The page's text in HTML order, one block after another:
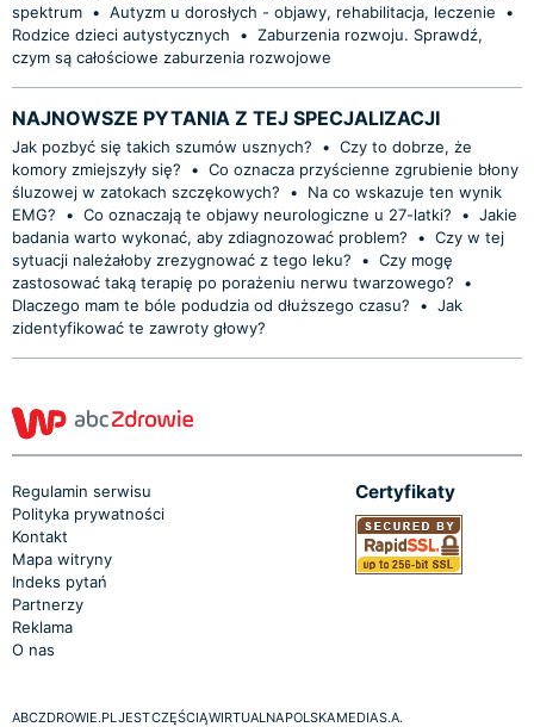
spektrum • Autyzm u dorosłych - objawy, rehabilitacja, leczenie
•
Rodzice dzieci autystycznych
• Zaburzenia rozwoju. Sprawdź,
czym są całościowe zaburzenia rozwojowe
NAJNOWSZE PYTANIA Z TEJ SPECJALIZACJI
Jak pozbyć się takich szumów usznych? • Czy to dobrze, że
komory zmiejszyły się?
• Co oznacza przyścienne zgrubienie błony
śluzowej w zatokach szczękowych?
•
Na co wskazuje ten wynik
EMG?
• Co oznaczają te objawy neurologiczne u 27-latki? • Jakie
badania warto wykonać, aby zdiagnozować problem?
• Czy w tej
sytuacji należałoby zrezygnować z tego leku?
• Czy mogę
zastosować taką terapię po porażeniu nerwu twarzowego?
•
Dlaczego mam te bóle podudzia od dłuższego czasu?
• Jak
zidentyfikować te zawroty głowy?
Regulamin serwisu
Polityka prywatności
Kontakt
Mapa witryny
Indeks pytań
Partnerzy
Reklama
O nas
Certyfikaty
ABCZDROWIE.PL JEST CZĘŚCIĄ WIRTUALNA POLSKA MEDIA S.A.